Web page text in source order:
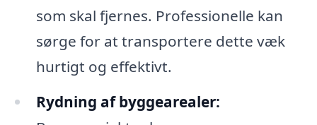
som skal fjernes. Professionelle kan
sørge for at transportere dette væk
hurtigt og effektivt.
Rydning af byggearealer: